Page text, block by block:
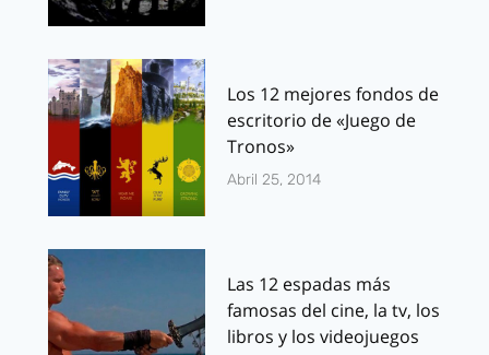
Los 12 mejores fondos de
escritorio de «Juego de
Tronos»
Abril 25, 2014
Las 12 espadas más
famosas del cine, la tv, los
libros y los videojuegos